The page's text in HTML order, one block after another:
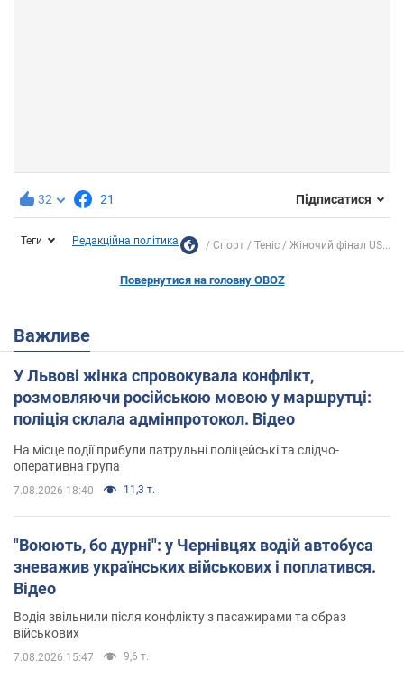
32 21 Підписатися
Теги Редакційна політика Спорт Теніс Жіночий фінал US...
Повернутися на головну OBOZ
Важливе
У Львові жінка спровокувала конфлікт,
розмовляючи російською мовою у маршрутці:
поліція склала адмінпротокол. Відео
На місце події прибули патрульні поліцейські та слідчо-
оперативна група
7.08.2026 18:40 11,3 т.
"Воюють, бо дурні": у Чернівцях водій автобуса
зневажив українських військових і поплатився.
Відео
Водія звільнили після конфлікту з пасажирами та образ
військових
7.08.2026 15:47 9,6 т.